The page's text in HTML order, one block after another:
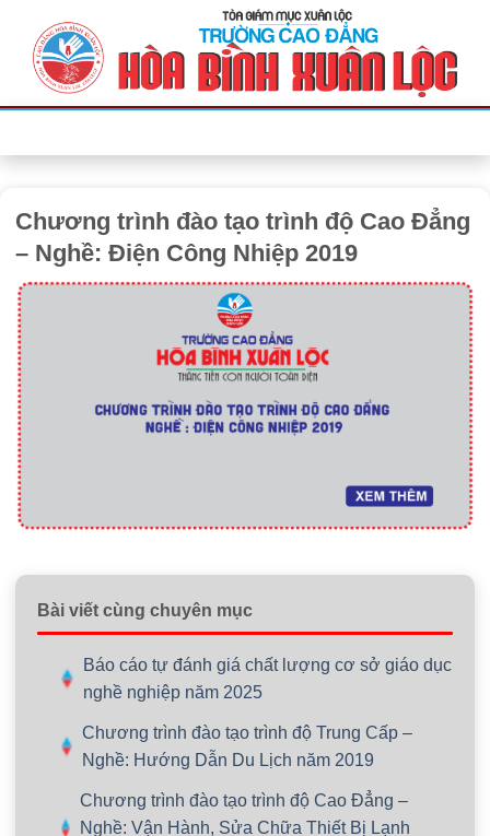
Chương trình đào tạo trình độ Cao Đẳng
– Nghề: Điện Công Nhiệp 2019
Bài viết cùng chuyên mục
Báo cáo tự đánh giá chất lượng cơ sở giáo dục
nghề nghiệp năm 2025
Chương trình đào tạo trình độ Trung Cấp –
Nghề: Hướng Dẫn Du Lịch năm 2019
Chương trình đào tạo trình độ Cao Đẳng –
Nghề: Vận Hành, Sửa Chữa Thiết Bị Lạnh